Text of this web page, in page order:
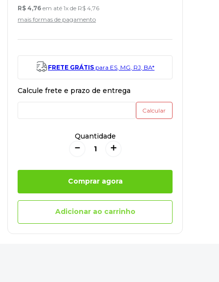
R$ 4,76 em até1x de R$ 4 ,76
mais formas de pagamento
FRETE GRÁTIS para ES, MG, RJ, BA*
Quantidade
＋
－
Comprar agora
Adicionar ao carrinho